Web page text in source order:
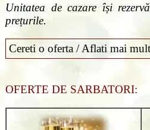
Unitatea de cazare își
prețurile.
Cereti o oferta / Aflati mai
OFERTE DE SARBATORI: